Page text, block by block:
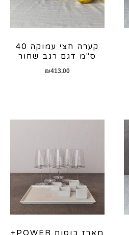
קערה חצי עמוקה 40
ס"מ דגם רגב שחור
₪413.00
מארז כוסות POWER+